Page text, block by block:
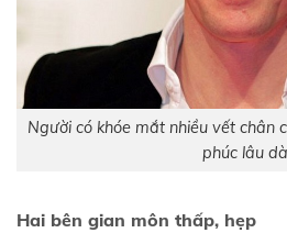
Người có khóe mắt nhiều vết chân
phúc lâu
Hai bên gian môn thấp, hẹp